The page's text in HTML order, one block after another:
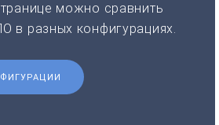
можно сравнить
в разных конфигурациях.